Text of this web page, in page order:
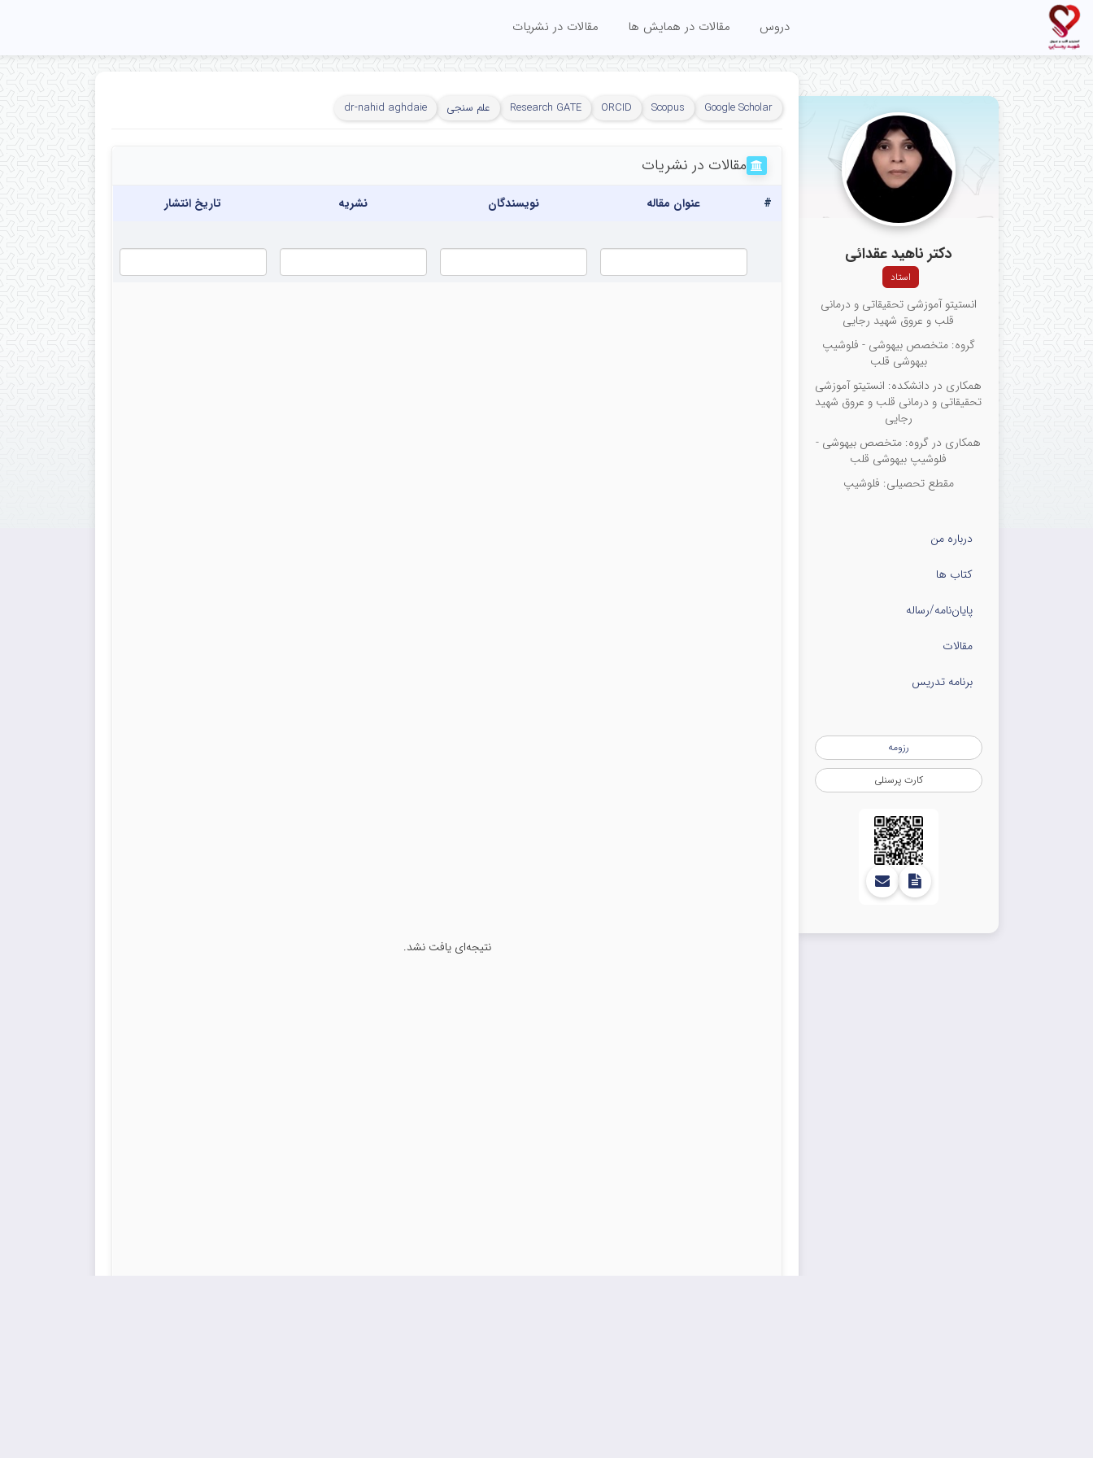
دروس مقالات در همایش ها مقالات در نشریات
دکتر ناهید عقدائی
استاد
انستیتو آموزشی تحقیقاتی و درمانی
قلب و عروق شهید رجایی
گروه: متخصص بیهوشی - فلوشیپ
بیهوشی قلب
همکاری در دانشکده: انستیتو آموزشی
تحقیقاتی و درمانی قلب و عروق شهید
رجایی
همکاری در گروه: متخصص بیهوشی -
فلوشیپ بیهوشی قلب
مقطع تحصیلی: فلوشیپ
درباره من
کتاب ها
پایان‌نامه‌/رساله
مقالات
برنامه تدریس
رزومه
کارت پرسنلی
Google Scholar
Scopus
ORCID
Research GATE علم سنجی dr-nahid aghdaie
مقالات در نشریات
# عنوان مقاله نویسندگان نشریه تاریخ انتشار
نتیجه‌ای یافت نشد.